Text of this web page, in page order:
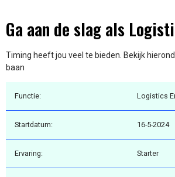
Ga aan de slag als
Timing heeft jou veel te bieden. Bekijk
baan
Functie: Logistics
Startdatum: 16-5-2024
Ervaring: Starter